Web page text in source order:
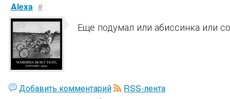
Alexa #
Еще подумал или абиссинка или
Добавить комментарий
RSS-лента